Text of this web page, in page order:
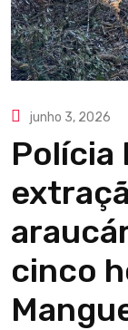
junho 3, 2026
Polícia
cinco